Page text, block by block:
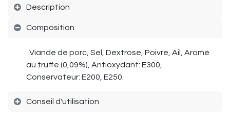
Description
Composition
Viande de porc, Sel, Dextrose, Poivre, Ail, Arome
au truffe (0,09%), Antioxydant: E300,
Conservateur: E200, E250.
Conseil d'utilisation